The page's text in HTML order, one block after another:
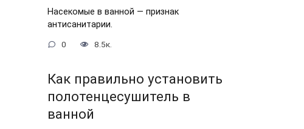
Насекомые в ванной — признак
антисанитарии.
0 8.5к.
Как правильно установить
полотенцесушитель в
ванной